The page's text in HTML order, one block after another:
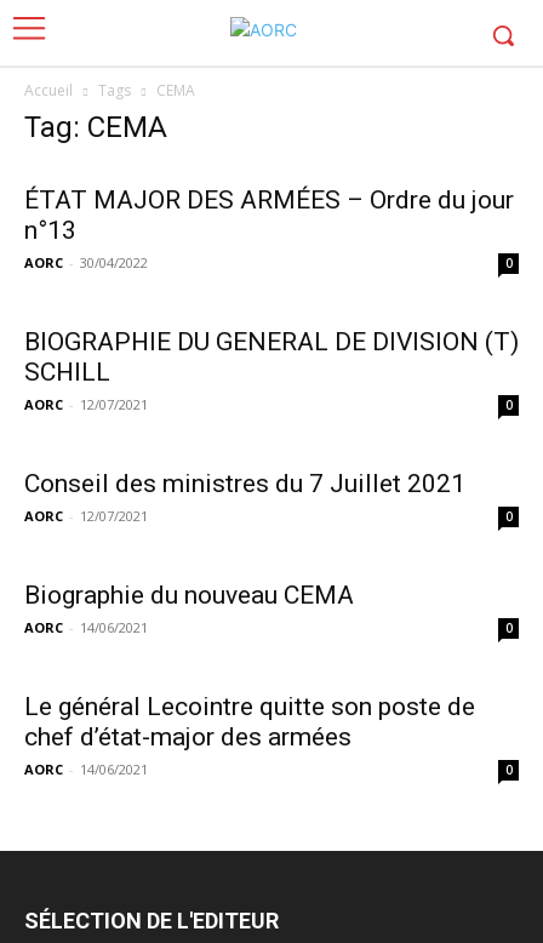
Accueil Tags CEMA
Tag: CEMA
ÉTAT MAJOR DES ARMÉES – Ordre du jour
n°13
AORC - 30/04/2022 0
BIOGRAPHIE DU GENERAL DE DIVISION (T)
SCHILL
AORC - 12/07/2021 0
Conseil des ministres du 7 Juillet 2021
AORC - 12/07/2021 0
Biographie du nouveau CEMA
AORC - 14/06/2021 0
Le général Lecointre quitte son poste de
chef d’état-major des armées
AORC - 14/06/2021 0
SÉLECTION DE L'EDITEUR